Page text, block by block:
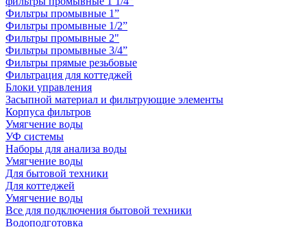
Фильтры промывные 1”
Фильтры промывные 1/2”
Фильтры промывные 2"
Фильтры промывные 3/4”
Фильтры прямые резьбовые
Фильтрация для коттеджей
Блоки управления
Засыпной материал и фильтрующие элементы
Корпуса фильтров
Умягчение воды
УФ системы
Наборы для анализа воды
Умягчение воды
Для бытовой техники
Для коттеджей
Умягчение воды
Все для подключения бытовой техники
Водоподготовка